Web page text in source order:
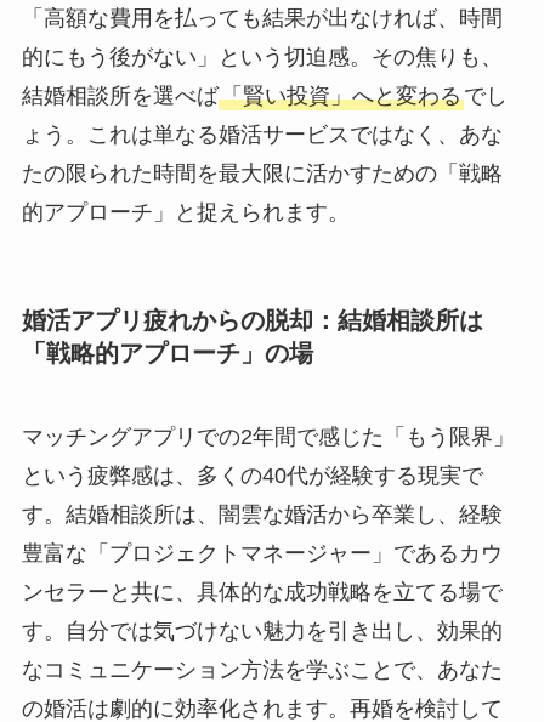
「高額な費用を払っても結果が出なければ、時間
的にもう後がない」という切迫感。その焦りも、
結婚相談所を選べば「賢い投資」へと変わるでし
ょう。これは単なる婚活サービスではなく、あな
たの限られた時間を最大限に活かすための「戦略
的アプローチ」と捉えられます。
婚活アプリ疲れからの脱却：結婚相談所は
「戦略的アプローチ」の場
マッチングアプリでの2年間で感じた「もう限界」
という疲弊感は、多くの40代が経験する現実で
す。結婚相談所は、闇雲な婚活から卒業し、経験
豊富な「プロジェクトマネージャー」であるカウ
ンセラーと共に、具体的な成功戦略を立てる場で
す。自分では気づけない魅力を引き出し、効果的
なコミュニケーション方法を学ぶことで、あなた
の婚活は劇的に効率化されます。再婚を検討して